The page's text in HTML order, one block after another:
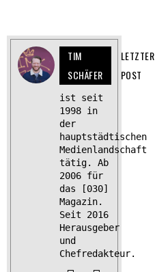
TIM
SCHÄFER
LETZTER
POST
ist seit
1998 in
der
hauptstädtischen
Medienlandschaft
tätig. Ab
2006 für
das [030]
Magazin.
Seit 2016
Herausgeber
und
Chefredakteur.